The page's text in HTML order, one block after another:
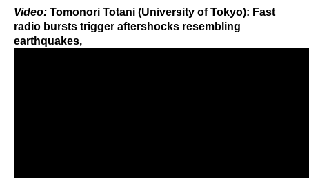
Video: Tomonori Totani (University of Tokyo): Fast
radio bursts trigger aftershocks resembling
earthquakes,